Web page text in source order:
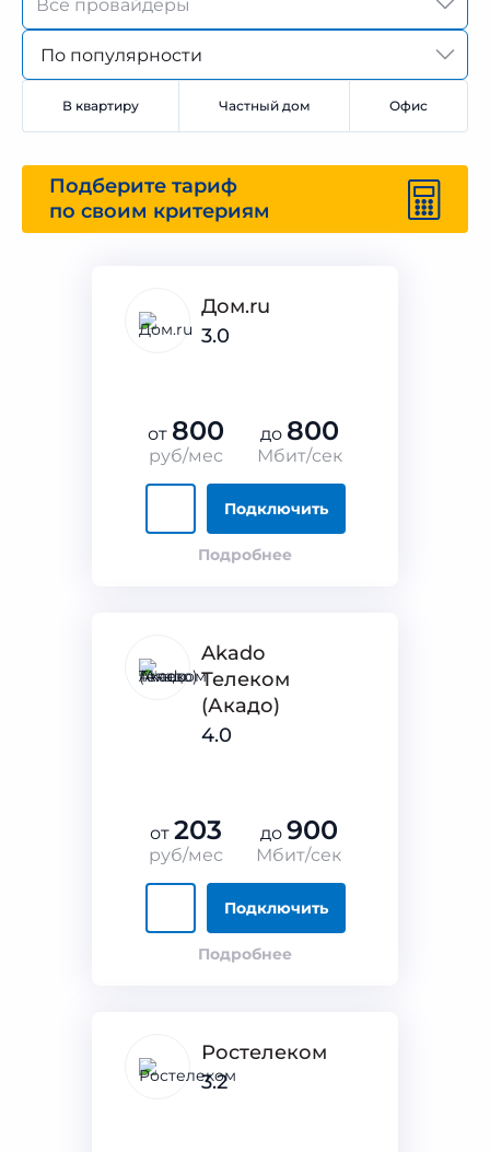
По популярности
В квартиру Частный дом Офис
Подберите тариф
по своим критериям
Дом.ru
3.0
от 800
руб/мес
до 800
Мбит/сек
Подключить
Подробнее
Akado
Телеком
(Акадо)
4.0
от 203
руб/мес
до 900
Мбит/сек
Подключить
Подробнее
Ростелеком
3.2